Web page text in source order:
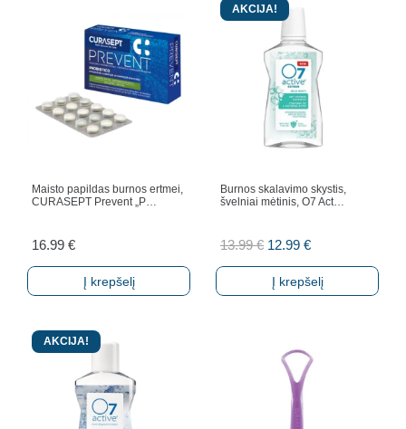
Maisto papildas burnos ertmei,
CURASEPT Prevent „P…
16.99 €
Į krepšelį
AKCIJA!
Burnos skalavimo skystis,
švelniai mėtinis, O7 Act…
13.99€ Original
price
was:
12.99 €Current
price
is:
Į krepšelį
AKCIJA!